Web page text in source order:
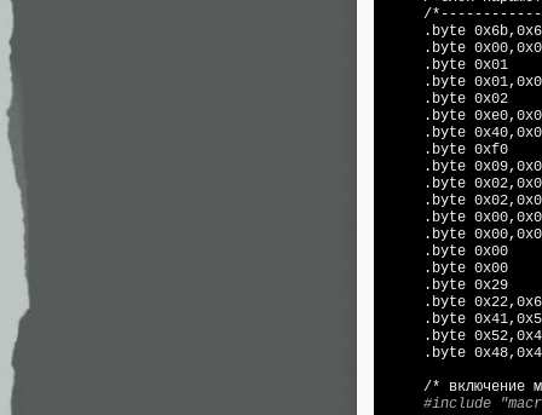
/
.byte
.byte
.byte 0x01
.byte
.byte 0x02
.byte
.byte
.byte 0xf0
.byte
.byte
.byte
.byte
.byte
.byte 0x00
.byte 0x00
.byte 0x29
.byte
.byte
.byte
.byte
/* включение
#include